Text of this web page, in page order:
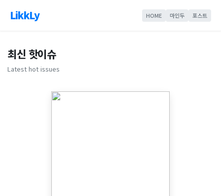
LikkLy HOME 마인두 포스트
최신 핫이슈
Latest hot issues